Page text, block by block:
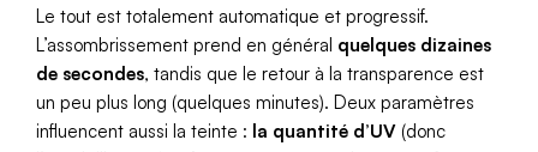
Le tout est totalement automatique et progressif.
L’assombrissement prend en général quelques dizaines
de secondes, tandis que le retour à la transparence est
un peu plus long (quelques minutes). Deux paramètres
influencent aussi la teinte : la quantité d’UV (donc